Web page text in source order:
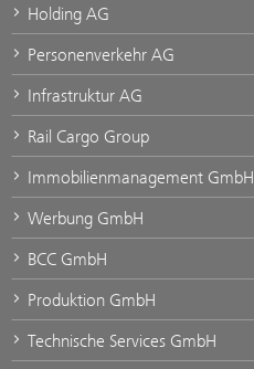
Holding AG
Personenverkehr AG
Infrastruktur AG
Rail Cargo Group
Immobilienmanagement GmbH
Werbung GmbH
BCC GmbH
Produktion GmbH
Technische Services GmbH